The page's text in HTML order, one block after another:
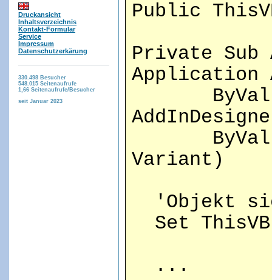
Druckansicht
Inhaltsverzeichnis
Kontakt-Formular
Service
Impressum
Datenschutzerkärung
330.498 Besucher
548.015 Seitenaufrufe
1,66 Seitenaufrufe/Besucher
seit Januar 2023
Public
Private Sub
Application
ByVal
ByVal
Variant)
'Objekt
Set
...